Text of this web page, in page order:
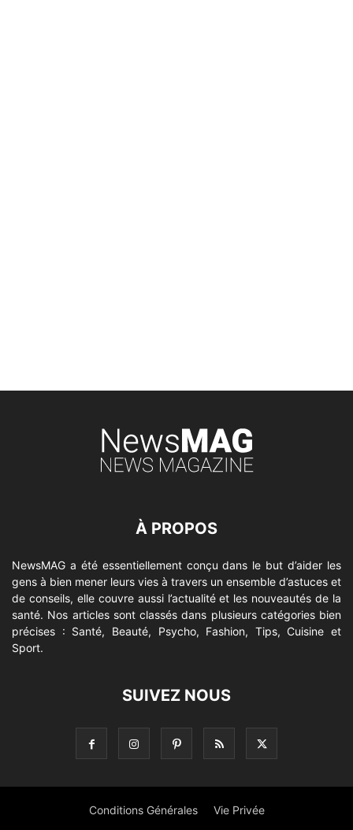
À PROPOS
NewsMAG a été essentiellement conçu dans le but d’aider les
gens à bien mener leurs vies à travers un ensemble d’astuces et
de conseils, elle couvre aussi l’actualité et les nouveautés de la
santé. Nos articles sont classés dans plusieurs catégories bien
précises : Santé, Beauté, Psycho, Fashion, Tips, Cuisine et
Sport.
SUIVEZ NOUS
Conditions Générales Vie Privée